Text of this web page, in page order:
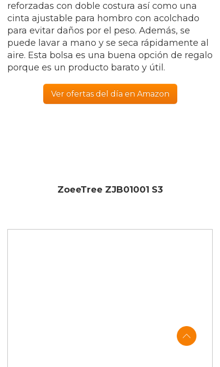
reforzadas con doble costura así como una
cinta ajustable para hombro con acolchado
para evitar daños por el peso. Además, se
puede lavar a mano y se seca rápidamente al
aire. Esta bolsa es una buena opción de regalo
porque es un producto barato y útil.
Ver ofertas del día en Amazon
ZoeeTree ZJB01001 S3